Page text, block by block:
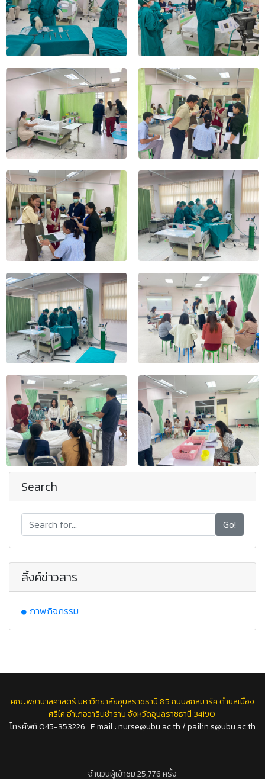
Search
Go!
ลิ้งค์ข่าวสาร
ภาพกิจกรรม
คณะพยาบาลศาสตร์ มหาวิทยาลัยอุบลราชธานี 85 ถนนสถลมาร์ค ตำบลเมือง
ศรีไค อำเภอวารินชำราบ จังหวัดอุบลราชธานี 34190
โทรศัพท์ 045-353226 E mail : nurse@ubu.ac.th / pailin.s@ubu.ac.th
จำนวนผู้เข้าชม 25,776 ครั้ง